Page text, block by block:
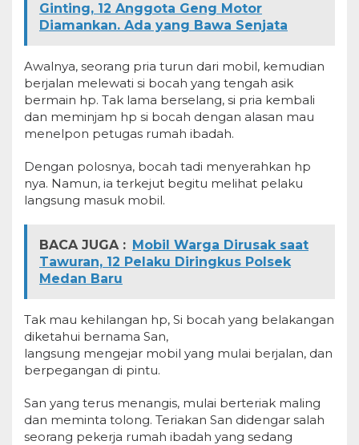
Ginting, 12 Anggota Geng Motor
Diamankan. Ada yang Bawa Senjata
Awalnya, seorang pria turun dari mobil, kemudian
berjalan melewati si bocah yang tengah asik
bermain hp. Tak lama berselang, si pria kembali
dan meminjam hp si bocah dengan alasan mau
menelpon petugas rumah ibadah.
Dengan polosnya, bocah tadi menyerahkan hp
nya. Namun, ia terkejut begitu melihat pelaku
langsung masuk mobil.
BACA JUGA : Mobil Warga Dirusak saat
Tawuran, 12 Pelaku Diringkus Polsek
Medan Baru
Tak mau kehilangan hp, Si bocah yang belakangan
diketahui bernama San,
langsung mengejar mobil yang mulai berjalan, dan
berpegangan di pintu.
San yang terus menangis, mulai berteriak maling
dan meminta tolong. Teriakan San didengar salah
seorang pekerja rumah ibadah yang sedang